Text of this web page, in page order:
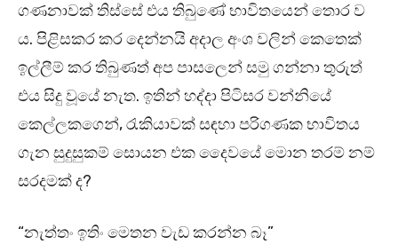
ගණනාවක් තිස්සේ එය තිබුණේ භාවිතයෙන් තොර ව
ය. පිළිසකර කර දෙන්නයි අදාල අංශ වලින් කෙතෙක්
ඉල්ලීම් කර තිබුණත් අප පාසලෙන් සමු ගන්නා තුරුත්
එය සිදු වූයේ නැත. ඉතින් හද්දා පිටිසර වන්නියේ
කෙල්ලකගෙන්, රැකියාවක් සඳහා පරිගණක භාවිතය
ගැන සුදුසුකම් සොයන එක දෛවයේ මොන තරම් නම්
සරදමක් ද?
“නැත්තං ඉතිං මෙතන වැඩ කරන්න බෑ”